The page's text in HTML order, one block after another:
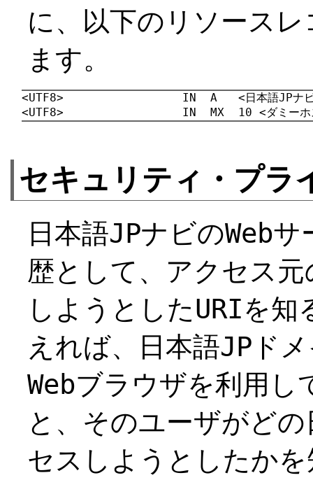
に、以下のリソース
ます。
<UTF8>                 IN  A   <日本語JPナビ
<UTF8>                 IN  MX  10 <ダミーホ
セキュリティ・プラ
日本語JPナビのWeb
歴として、アクセス
しようとしたURIを
えれば、日本語JPド
Webブラウザを利用
と、そのユーザがど
セスしようとしたか